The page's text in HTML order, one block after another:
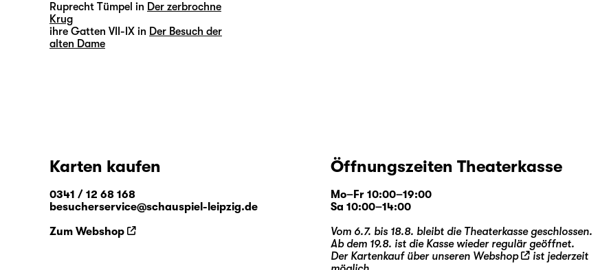
Ruprecht Tümpel in Der zerbrochne
Krug
ihre Gatten VII-IX in Der Besuch der
alten Dame
Karten kaufen
0341 / 12 68 168
besucherservice@schauspiel-leipzig.de
Zum Webshop
Öffnungszeiten Theaterkasse
Mo–Fr 10:00–19:00
Sa 10:00–14:00
Vom 6.7. bis 18.8. bleibt die Theaterkasse geschlossen.
Ab dem 19.8. ist die Kasse wieder regulär geöffnet.
Der Kartenkauf über unseren Webshop
ist jederzeit